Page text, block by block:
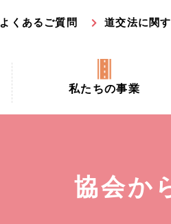
よくあるご質問 道交法に関
私たちの事業
京都府交通安全活動推進センタ
交通安全協力金の活用事業
協会か